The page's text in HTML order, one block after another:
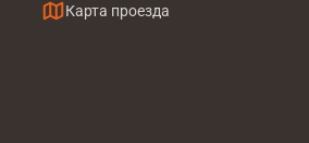
Карта проезда